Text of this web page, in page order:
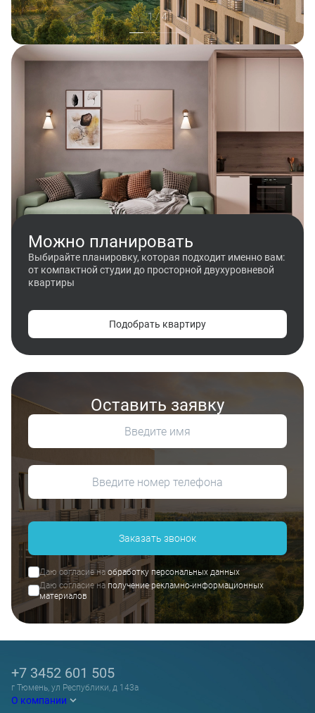
1 / 4
Можно планировать
Выбирайте планировку, которая подходит именно вам:
от компактной студии до просторной двухуровневой
квартиры
Подобрать квартиру
Оставить заявку
Заказать звонок
Даю согласие наобработку персональных данных
Даю согласие на получение рекламно-информационных
материалов
О компании
+7 3452 601 505
г Тюмень, ул Республики, д 143а